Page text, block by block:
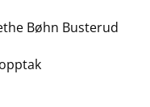
Bøhn Busterud